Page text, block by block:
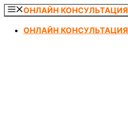
Перейти
содержимому
ОНЛАЙН КОНСУЛЬТАЦИЯ
ОНЛАЙН КОНСУЛЬТАЦИЯ